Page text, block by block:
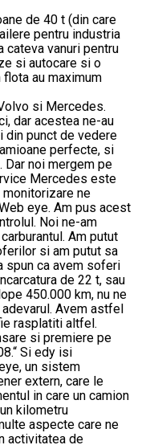
de 40 t (din care
pentru industria
cateva vanuri pentru
si autocare si o
au maximum
si Mercedes.
dar acestea ne-au
punct de vedere
perfecte, si
Dar noi mergem pe
Mercedes este
ne
eye. Am pus acest
Noi ne-am
Am putut
si am putut sa
spun ca avem soferi
de 22 t, sau
450.000 km, nu ne
Avem astfel
rasplatiti altfel.
si premiere pe
Si edy isi
un sistem
extern, care le
in care un camion
kilometru
aspecte care ne
activitatea de